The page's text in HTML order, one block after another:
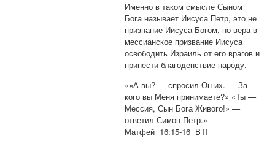
Именно в таком смысле Сыном
Бога называет Иисуса Петр, это не
признание Иисуса Богом, но вера в
мессианское призвание Иисуса
освободить Израиль от его врагов и
принести благоденствие народу.
««А вы? — спросил Он их. — За
кого вы Меня принимаете?» «Ты —
Мессия, Сын Бога Живого!» —
ответил Симон Петр.»
Матфей 16:15-16 BTI